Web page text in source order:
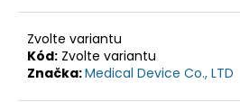
Zvolte variantu
Kód: Zvolte variantu
Značka:Medical Device Co., LTD
č
u
e